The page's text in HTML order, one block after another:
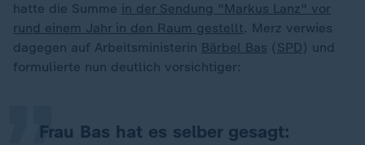
hatte die Summe in der Sendung "Markus Lanz" vor
rund einem Jahr in den Raum gestellt. Merz verwies
dagegen auf Arbeitsministerin Bärbel Bas (SPD) und
formulierte nun deutlich vorsichtiger:
Frau Bas hat es selber gesagt:
„